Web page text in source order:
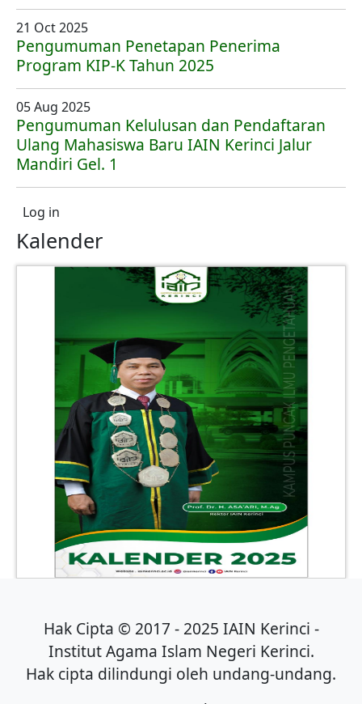
21 Oct 2025
Pengumuman Penetapan Penerima
Program KIP-K Tahun 2025
05 Aug 2025
Pengumuman Kelulusan dan Pendaftaran
Ulang Mahasiswa Baru IAIN Kerinci Jalur
Mandiri Gel. 1
User account menu
Log in
Kalender
Hak Cipta © 2017 - 2025 IAIN Kerinci -
Institut Agama Islam Negeri Kerinci.
Hak cipta dilindungi oleh undang-undang.